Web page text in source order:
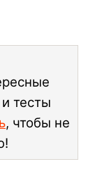
тесты
, чтобы не